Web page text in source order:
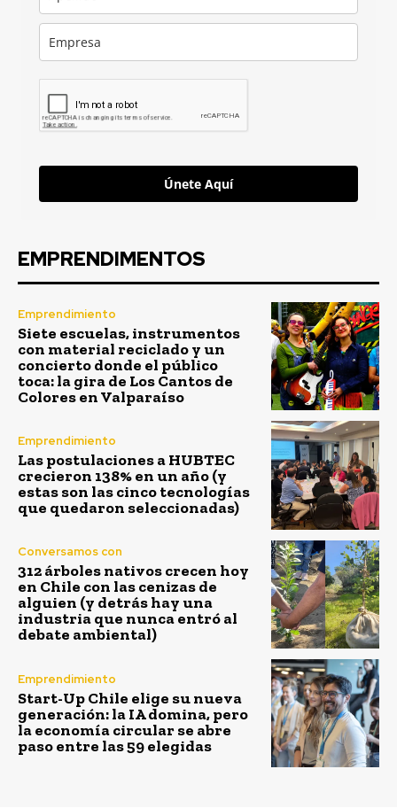
Únete Aquí
EMPRENDIMENTOS
Emprendimiento
Siete escuelas, instrumentos
con material reciclado y un
concierto donde el público
toca: la gira de Los Cantos de
Colores en Valparaíso
Emprendimiento
Las postulaciones a HUBTEC
crecieron 138% en un año (y
estas son las cinco tecnologías
que quedaron seleccionadas)
Conversamos con
312 árboles nativos crecen hoy
en Chile con las cenizas de
alguien (y detrás hay una
industria que nunca entró al
debate ambiental)
Emprendimiento
Start-Up Chile elige su nueva
generación: la IA domina, pero
la economía circular se abre
paso entre las 59 elegidas